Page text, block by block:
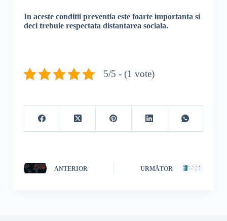
In aceste conditii preventia este foarte importanta si
deci trebuie respectata distantarea sociala.
5/5 - (1 vote)
ANTERIOR URMĂTOR